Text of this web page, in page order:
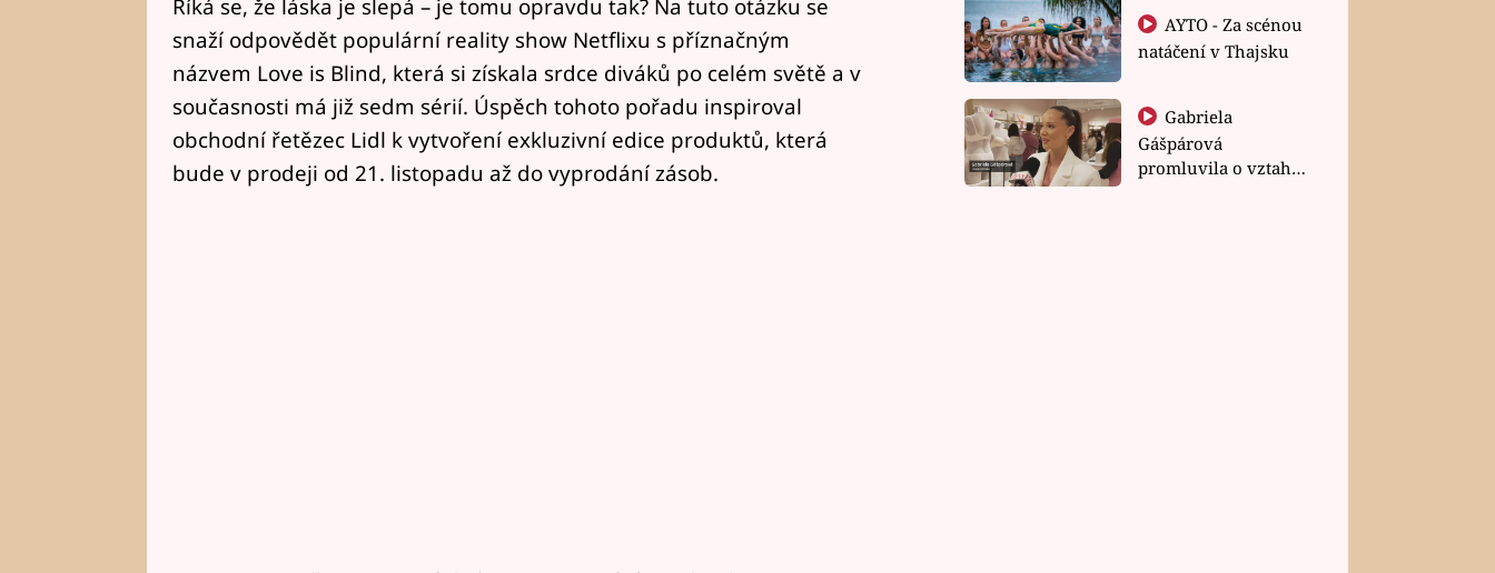
Říká se, že láska je slepá – je tomu opravdu tak? Na tuto otázku se
snaží odpovědět populární reality show Netflixu s příznačným
názvem Love is Blind, která si získala srdce diváků po celém světě a v
současnosti má již sedm sérií. Úspěch tohoto pořadu inspiroval
obchodní řetězec Lidl k vytvoření exkluzivní edice produktů, která
bude v prodeji od 21. listopadu až do vyprodání zásob.
natáčení v Thajsku
Gabriela
Gášpárová
promluvila o vztahu